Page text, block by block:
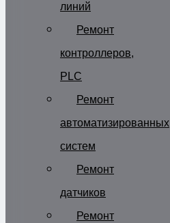
линий
Ремонт
контроллеров,
PLC
Ремонт
автоматизированных
систем
Ремонт
датчиков
Ремонт